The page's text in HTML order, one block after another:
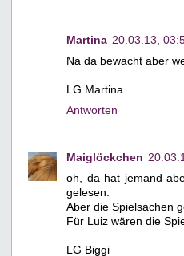
Martina 20.03.13,
Na da bewacht aber
LG Martina
Antworten
Maiglöckchen
oh, da hat jemand
gelesen.
Aber die Spielsachen
Für Luiz wären die
LG Biggi